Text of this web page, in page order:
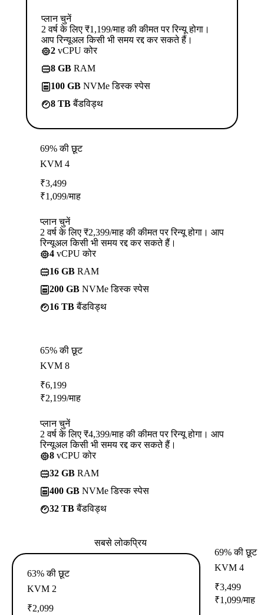
प्लान चुनें
2 वर्ष के लिए ₹1,199/माह की कीमत पर रिन्यू होगा।
आप रिन्यूअल किसी भी समय रद्द कर सकते हैं।
2 vCPU कोर
8 GB RAM
100 GB NVMe डिस्क स्पेस
8 TBबैंडविड्थ
69% की छूट
KVM 4
₹3,499
₹1,099/माह
प्लान चुनें
2 वर्ष के लिए ₹2,399/माह की कीमत पर रिन्यू होगा। आप
रिन्यूअल किसी भी समय रद्द कर सकते हैं।
4 vCPU कोर
16 GB RAM
200 GB NVMe डिस्क स्पेस
16 TBबैंडविड्थ
65% की छूट
KVM 8
₹6,199
₹2,199/माह
प्लान चुनें
2 वर्ष के लिए ₹4,399/माह की कीमत पर रिन्यू होगा। आप
रिन्यूअल किसी भी समय रद्द कर सकते हैं।
8 vCPU कोर
32 GB RAM
400 GB NVMe डिस्क स्पेस
32 TBबैंडविड्थ
सबसे लोकप्रिय
63% की छूट
KVM 2
₹2,099
69% की छूट
KVM 4
₹3,499
₹1,099/माह